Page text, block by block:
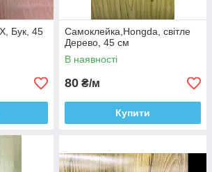
Бук, 45
Самоклейка,Hongda, світле
Дерево, 45 см
В наявності
80 ₴/м
Купити